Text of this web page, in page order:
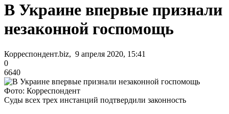
В Украине впервые признали
незаконной госпомощь
Корреспондент.biz, 9 апреля 2020, 15:41
0
6640
Фото: Корреспондент
Суды всех трех инстанций подтвердили законность